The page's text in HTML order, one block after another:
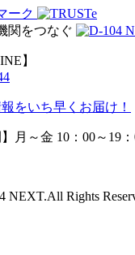
関をつなぐ
】
をいち早くお届け！
月～金 10：00～19
NEXT.All Rights